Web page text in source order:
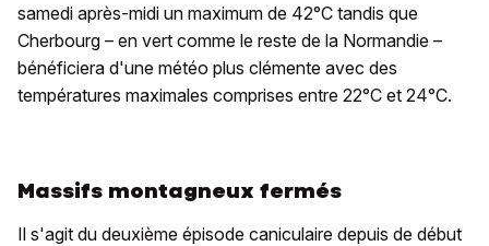
samedi après-midi un maximum de 42°C tandis que
Cherbourg – en vert comme le reste de la Normandie –
bénéficiera d'une météo plus clémente avec des
températures maximales comprises entre 22°C et 24°C.
Massifs montagneux fermés
Il s'agit du deuxième épisode caniculaire depuis de début